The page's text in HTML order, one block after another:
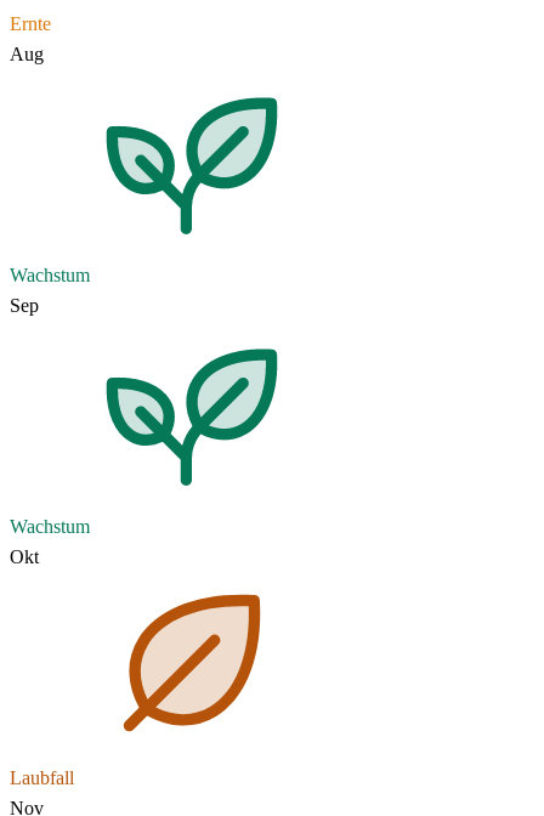
Ernte
Aug
Wachstum
Sep
Wachstum
Okt
Laubfall
Nov